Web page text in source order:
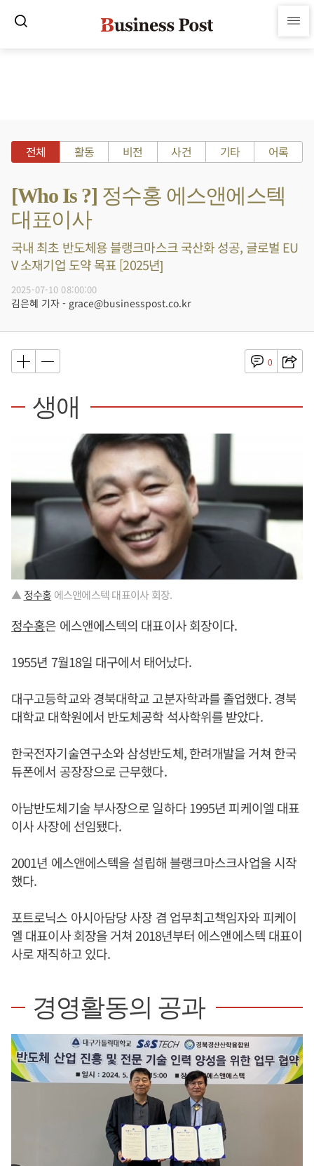
전체 활동 비전 사건 기타 어록
[Who Is ?] 정수홍 에스앤에스텍
대표이사
국내 최초 반도체용 블랭크마스크 국산화 성공, 글로벌 EU
V 소재기업 도약 목표 [2025년]
2025-07-10 08:00:00
김은혜 기자 - grace@businesspost.co.kr
0
생애
▲ 정수홍 에스앤에스텍 대표이사 회장.
정수홍은 에스앤에스텍의 대표이사 회장이다.
1955년 7월18일 대구에서 태어났다.
대구고등학교와 경북대학교 고분자학과를 졸업했다. 경북
대학교 대학원에서 반도체공학 석사학위를 받았다.
한국전자기술연구소와 삼성반도체, 한려개발을 거쳐 한국
듀폰에서 공장장으로 근무했다.
아남반도체기술 부사장으로 일하다 1995년 피케이엘 대표
이사 사장에 선임됐다.
2001년 에스앤에스텍을 설립해 블랭크마스크사업을 시작
했다.
포트로닉스 아시아담당 사장 겸 업무최고책임자와 피케이
엘 대표이사 회장을 거쳐 2018년부터 에스앤에스텍 대표이
사로 재직하고 있다.
경영활동의 공과